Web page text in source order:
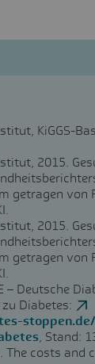
KiGGS-
2015.
getragen von
2015.
getragen von
– Deutsche
Diabetes:
, Stand:
The costs and